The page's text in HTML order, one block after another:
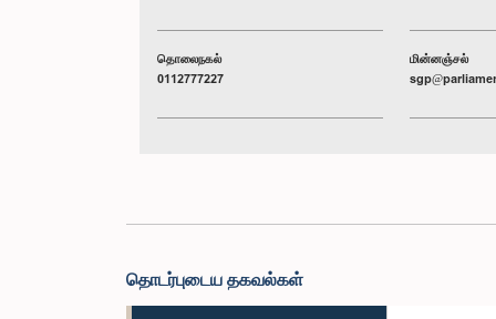
தொலைநகல்
0112777227
மின்னஞ்சல்
தொடர்புடைய தகவல்கள்